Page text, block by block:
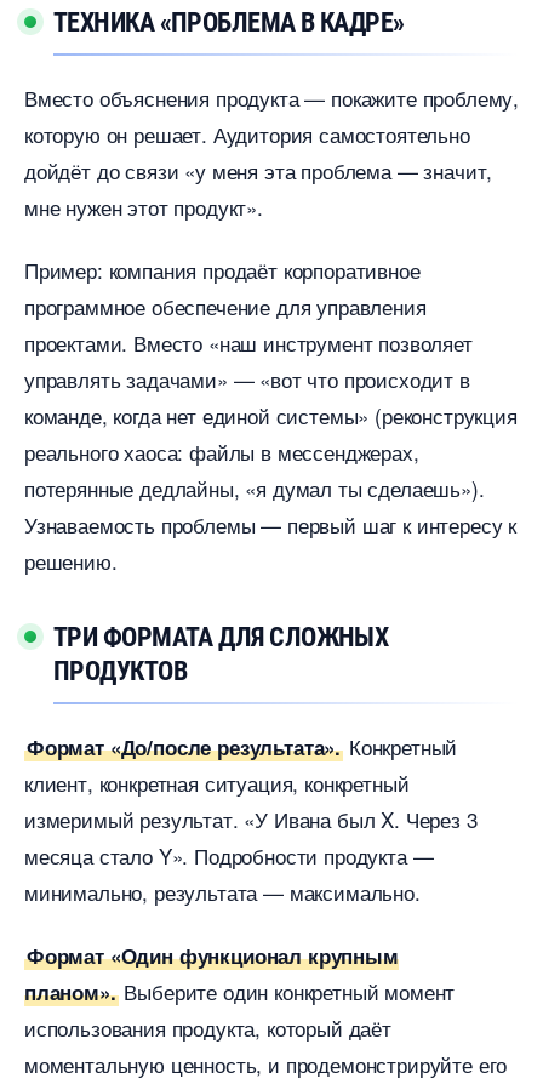
ТЕХНИКА «ПРОБЛЕМА В КАДРЕ»
место объяснения продукта — покажите проблему,
которую он решает. Аудитория самостоятельно
дойдёт до связи «у меня эта проблема — значит,
мне нужен этот продукт».
Пример: компания продаёт корпоративное
программное обеспечение для управления
проектами. Вместо «наш инструмент позволяет
управлять задачами» — «вот что происходит
команде, когда нет единой системы» (реконструкция
реального хаоса: файлы в мессенджерах,
потерянные дедлайны, «я думал ты сделаешь»).
Узнаваемость проблемы — первый шаг к интересу к
решению.
ТРИ ФОРМАТА ДЛЯ СЛОЖНЫХ
ПРОДУКТО
Формат «До/после результата». Конкретный
клиент, конкретная ситуация, конкретный
измеримый результат. «У Ивана был X. Через 3
месяца стало Y». Подробности продукта —
минимально, результата — максимально.
Формат «Один функционал крупным
планом».ыберите один конкретный момент
использования продукта, который даёт
моментальную ценность, и продемонстрируйте его